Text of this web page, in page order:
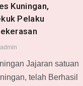
Kuningan,
Pelaku
admin
Jajaran satuan
telah Berhasil